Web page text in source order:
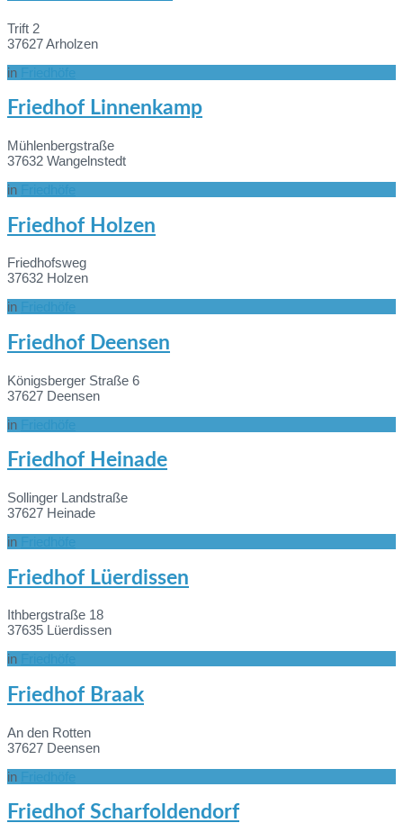
Trift 2
37627 Arholzen
in
Mehr
Informationen
Friedhof Linnenkamp
Mühlenbergstraße
37632 Wangelnstedt
in
Mehr
Informationen
Friedhof Holzen
Friedhofsweg
37632 Holzen
in
Mehr
Informationen
Friedhof Deensen
Königsberger Straße 6
37627 Deensen
in
Mehr
Informationen
Friedhof Heinade
Sollinger Landstraße
37627 Heinade
in
Mehr
Informationen
Friedhof Lüerdissen
Ithbergstraße 18
37635 Lüerdissen
in
Mehr
Informationen
Friedhof Braak
An den Rotten
37627 Deensen
in
Mehr
Informationen
Friedhof Scharfoldendorf